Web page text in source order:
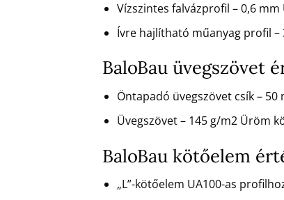
Vízszintes falvázprofil – 0,6 mm
Ívre hajlítható műanyag profil
BaloBau üvegszövet
Öntapadó üvegszövet csík –
Üvegszövet – 145 g/m2 Üröm
BaloBau kötőelem
„L”-kötőelem UA100-as